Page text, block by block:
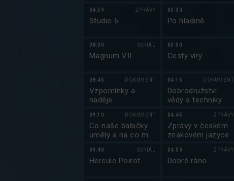
04:59 ZPRÁVY
Studio 6
08:00 SERIÁL
Magnum VII
08:45 DOKUMENT
Vzpomínky a
naděje
09:10 DOKUMENT
Co naše babičky
uměly a na co my
09:40 SERIÁL
Hercule Poirot
03:30
Po hladině
03:50
Cesty víry
04:15 DOKUMENT
Dobrodružství
vědy a techniky
04:45 ZPRÁVY
Zprávy v českém
znakovém jazyce
04:59 ZPRÁVY
Dobré ráno